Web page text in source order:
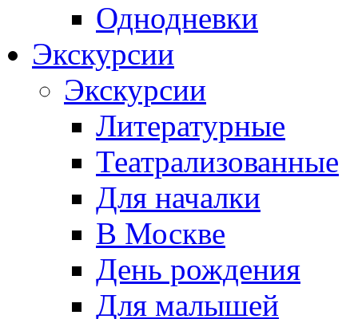
Однодневки
Экскурсии
Экскурсии
Литературные
Театрализованные
Для началки
В Москве
День рождения
Для малышей